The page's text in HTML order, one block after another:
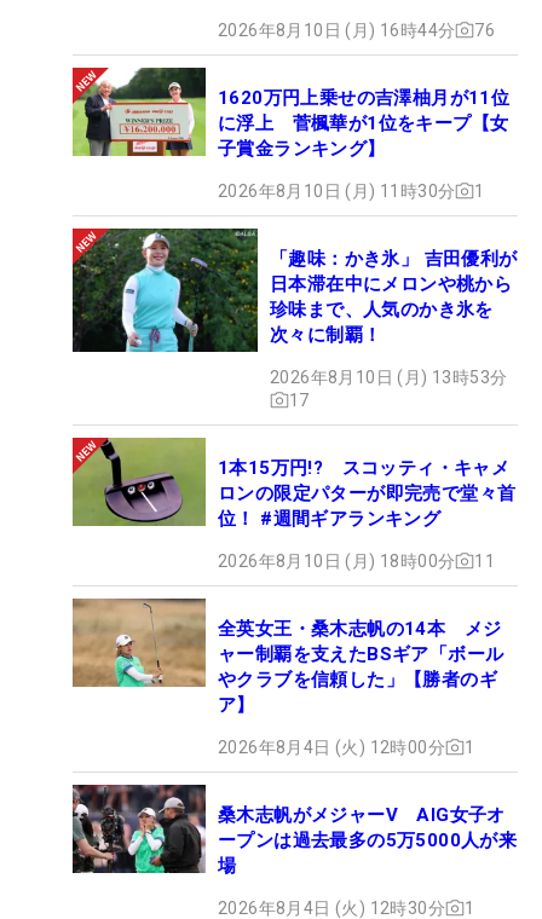
2026年8月10日 (月) 16時44分 76
1620万円上乗せの吉澤柚月が11位
に浮上 菅楓華が1位をキープ【女
子賞金ランキング】
2026年8月10日 (月) 11時30分 1
「趣味：かき氷」 吉田優利が
日本滞在中にメロンや桃から
珍味まで、人気のかき氷を
次々に制覇！
2026年8月10日 (月) 13時53分
17
1本15万円!? スコッティ・キャメ
ロンの限定パターが即完売で堂々首
位！ #週間ギアランキング
2026年8月10日 (月) 18時00分 11
全英女王・桑木志帆の14本 メジ
ャー制覇を支えたBSギア「ボール
やクラブを信頼した」【勝者のギ
ア】
2026年8月4日 (火) 12時00分 1
桑木志帆がメジャーV AIG女子オ
ープンは過去最多の5万5000人が来
場
2026年8月4日 (火) 12時30分 1